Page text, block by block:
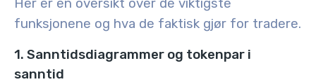
Her er en oversikt over de viktigste
funksjonene og hva de faktisk gjør for tradere.
1. Sanntidsdiagrammer og tokenpar i
sanntid